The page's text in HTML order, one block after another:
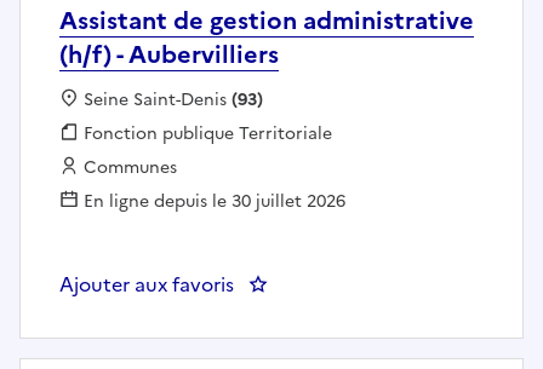
Assistant de gestion administrative
(h/f) - Aubervilliers
Localisation :
Seine Saint-Denis(93)
Fonction publique :
Fonction publique Territoriale
Employeur :
Communes
En ligne depuis le 30 juillet 2026
Ajouter aux favoris : Assistant de gestion